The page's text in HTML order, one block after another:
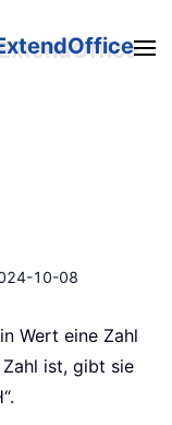
10-08
Wert eine Zahl
ist, gibt sie